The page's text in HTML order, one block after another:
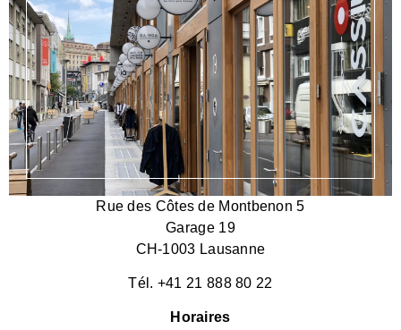
Rue des Côtes de Montbenon 5
Garage 19
CH-1003 Lausanne
Tél. +41 21 888 80 22
Horaires